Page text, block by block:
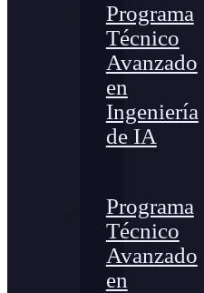
Programa
Técnico
Avanzado
en
Ingeniería
de IA
Programa
Técnico
Avanzado
en